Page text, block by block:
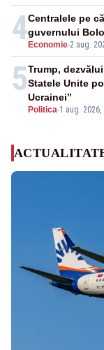
4 Economie-2 aug.
Centralele pe
guvernului
5
Politica-1 aug. 2026,
Trump,
Statele Unite
Ucrainei”